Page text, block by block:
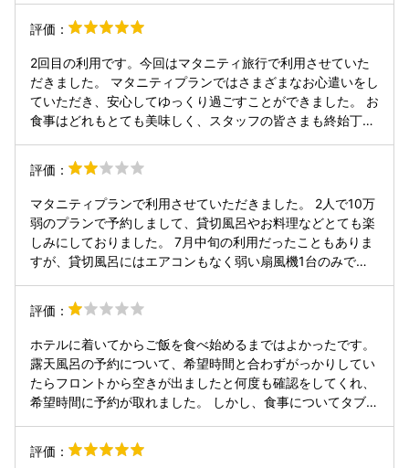
評価：
2回目の利用です。今回はマタニティ旅行で利用させていた
だきました。 マタニティプランではさまざまなお心遣いをし
ていただき、安心してゆっくり過ごすことができました。 お
食事はどれもとても美味しく、スタッフの皆さまも終始丁寧
くの雨でしたが、それを忘れるくらい素敵な時間を過ごすこ
とができ、大満足の旅行になりました。 またぜひ利用させて
いただきたいと思います。ありがとうございました😊
評価：
マタニティプランで利用させていただきました。 2人で10万
弱のプランで予約しまして、貸切風呂やお料理などとても楽
しみにしておりました。 7月中旬の利用だったこともありま
すが、貸切風呂にはエアコンもなく弱い扇風機1台のみで、
出なかったので、汗をかきながらお風呂をあとにしました。
食事に関してはお造りなどとても豪華で美味しかったです。
が、鍋料理や鉄板料理で部屋の温度がとても高くなり、料理
どころではありませんでした。 食べ終わった後の鉄板や鍋を
下げて頂けず、ずっと熱が部屋にこもってしまい、ハンディ
ファンでなんとか乗り切っていました。 その様子をスタッフ
男性スタッフの対応も投げやりな感じで、いいホテルとは思
評価：
ホテルに着いてからご飯を食べ始めるまではよかったです。
露天風呂の予約について、希望時間と合わずがっかりしてい
たらフロントから空きが出ましたと何度も確認をしてくれ、
希望時間に予約が取れました。 しかし、食事についてタブレ
は露天風呂時間になっても来ませんでした。 約30分前に呼
んでいたにも関わらずがっかりです。 フロントに確認したと
評価：